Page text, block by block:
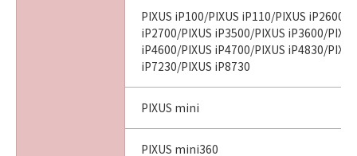
PIXUS iP100/PIXUS iP110/PIXUS iP2600/
iP2700/PIXUS iP3500/PIXUS iP3600/
iP4600/PIXUS iP4700/PIXUS iP4830/
iP7230/PIXUS iP8730
PIXUS mini
PIXUS mini360